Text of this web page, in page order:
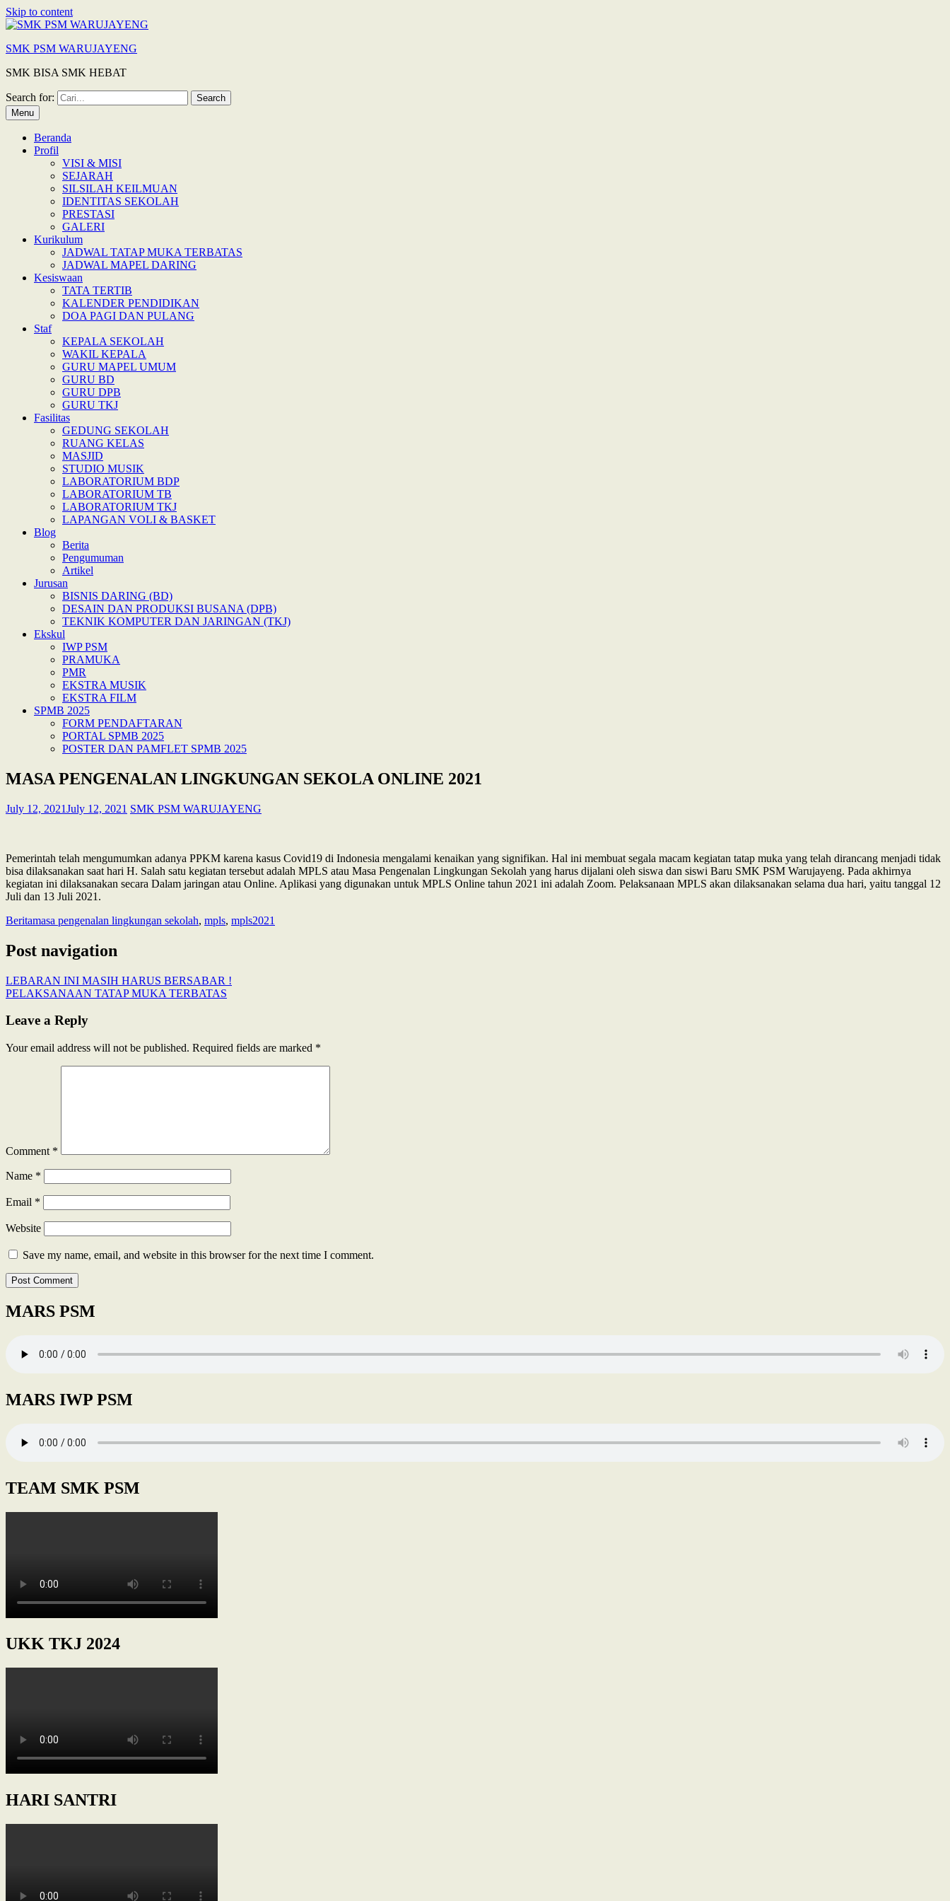
Skip to content
SMK PSM WARUJAYENG
SMK BISA SMK HEBAT
Search for:
Menu
Beranda
Profil
VISI & MISI
SEJARAH
SILSILAH KEILMUAN
IDENTITAS SEKOLAH
PRESTASI
GALERI
Kurikulum
JADWAL TATAP MUKA TERBATAS
JADWAL MAPEL DARING
Kesiswaan
TATA TERTIB
KALENDER PENDIDIKAN
DOA PAGI DAN PULANG
Staf
KEPALA SEKOLAH
WAKIL KEPALA
GURU MAPEL UMUM
GURU BD
GURU DPB
GURU TKJ
Fasilitas
GEDUNG SEKOLAH
RUANG KELAS
MASJID
STUDIO MUSIK
LABORATORIUM BDP
LABORATORIUM TB
LABORATORIUM TKJ
LAPANGAN VOLI & BASKET
Blog
Berita
Pengumuman
Artikel
Jurusan
BISNIS DARING (BD)
DESAIN DAN PRODUKSI BUSANA (DPB)
TEKNIK KOMPUTER DAN JARINGAN (TKJ)
Ekskul
IWP PSM
PRAMUKA
PMR
EKSTRA MUSIK
EKSTRA FILM
SPMB 2025
FORM PENDAFTARAN
PORTAL SPMB 2025
POSTER DAN PAMFLET SPMB 2025
MASA PENGENALAN LINGKUNGAN SEKOLA ONLINE 2021
July 12, 2021July 12, 2021 SMK PSM WARUJAYENG
Pemerintah telah mengumumkan adanya PPKM karena kasus Covid19 di Indonesia mengalami kenaikan yang signifikan. Hal ini membuat segala macam kegiatan tatap muka yang telah dirancang menjadi tidak
bisa dilaksanakan saat hari H. Salah satu kegiatan tersebut adalah MPLS atau Masa Pengenalan Lingkungan Sekolah yang harus dijalani oleh siswa dan siswi Baru SMK PSM Warujayeng. Pada akhirnya
kegiatan ini dilaksanakan secara Dalam jaringan atau Online. Aplikasi yang digunakan untuk MPLS Online tahun 2021 ini adalah Zoom. Pelaksanaan MPLS akan dilaksanakan selama dua hari, yaitu tanggal 12
Juli dan 13 Juli 2021.
Beritamasa pengenalan lingkungan sekolah, mpls, mpls2021
Post navigation
LEBARAN INI MASIH HARUS BERSABAR !
PELAKSANAAN TATAP MUKA TERBATAS
Leave a Reply
Your email address will not be published. Required fields are marked *
Comment *
Name *
Email *
Website
Save my name, email, and website in this browser for the next time I comment.
MARS PSM
MARS IWP PSM
TEAM SMK PSM
UKK TKJ 2024
HARI SANTRI